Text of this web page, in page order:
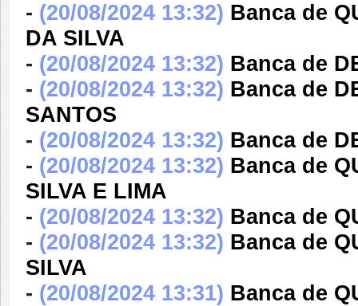
- (20/08/2024 13:32) Banca de
DA SILVA
- (20/08/2024 13:32) Banca de
- (20/08/2024 13:32) Banca de
SANTOS
- (20/08/2024 13:32) Banca de
- (20/08/2024 13:32) Banca de
SILVA E LIMA
- (20/08/2024 13:32) Banca de
- (20/08/2024 13:32) Banca de
SILVA
- (20/08/2024 13:31) Banca de